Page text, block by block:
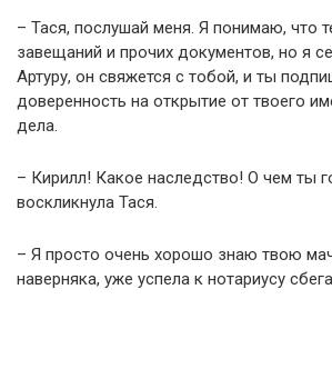
– Тася, послушай меня. Я понимаю, что
завещаний и прочих документов, но я
Артуру, он свяжется с тобой, и ты
доверенность на открытие от твоего
дела.
– Кирилл! Какое наследство! О чем ты
воскликнула Тася.
– Я просто очень хорошо знаю твою
наверняка, уже успела к нотариусу